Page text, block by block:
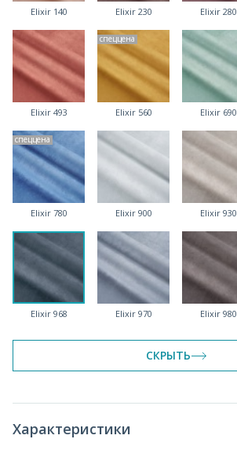
Elixir 140 Elixir 230 Elixir 280
Elixir 493
спеццена
Elixir 560 Elixir 690
спеццена
Elixir 780 Elixir 900 Elixir 930
Elixir 968 Elixir 970 Elixir 980
СКРЫТЬ
Характеристики